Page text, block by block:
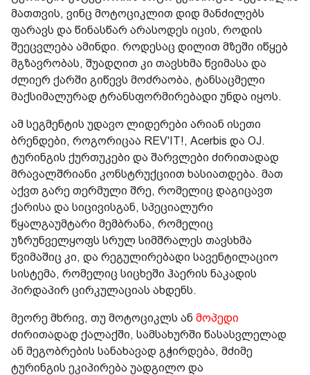
მათთვის, ვინც მოტოციკლით დიდ მანძილებს
ფარავს და წინასწარ არასოდეს იცის, როდის
შეეცვლება ამინდი. როდესაც დილით მზეში იწყებ
მგზავრობას, შუადღით კი თავსხმა წვიმასა და
ძლიერ ქარში გიწევს მოძრაობა, ტანსაცმელი
მაქსიმალურად ტრანსფორმირებადი უნდა იყოს.
ამ სეგმენტის უდავო ლიდერები არიან ისეთი
ბრენდები, როგორიცაა REV'IT!, Acerbis და OJ.
ტურინგის ქურთუკები და შარვლები ძირითადად
მრავალშრიანი კონსტრუქციით ხასიათდება. მათ
აქვთ გარე თერმული შრე, რომელიც დაგიცავთ
ქარისა და სიცივისგან, სპეციალური
წყალგაუმტარი მემბრანა, რომელიც
უზრუნველყოფს სრულ სიმშრალეს თავსხმა
წვიმაშიც კი, და რეგულირებადი სავენტილაციო
სისტემა, რომელიც სიცხეში ჰაერის ნაკადის
პირდაპირ ცირკულაციას ახდენს.
მეორე მხრივ, თუ მოტოციკლს ან მოპედი
ძირითადად ქალაქში, სამსახურში წასასვლელად
ან მეგობრების სანახავად გჭირდება, მძიმე
ტურინგის ეკიპირება უადგილო და